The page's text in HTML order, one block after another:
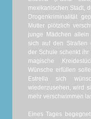
mexikanischen Stadt,
Drogenkriminalität
Mutter plötzlich
junge Mädchen
sich auf den Straßen
der Schule schenkt
magische
Wünsche erfüllen
Estrella sich
wiederzusehen, wird
mehr verschwimmen
Eines Tages